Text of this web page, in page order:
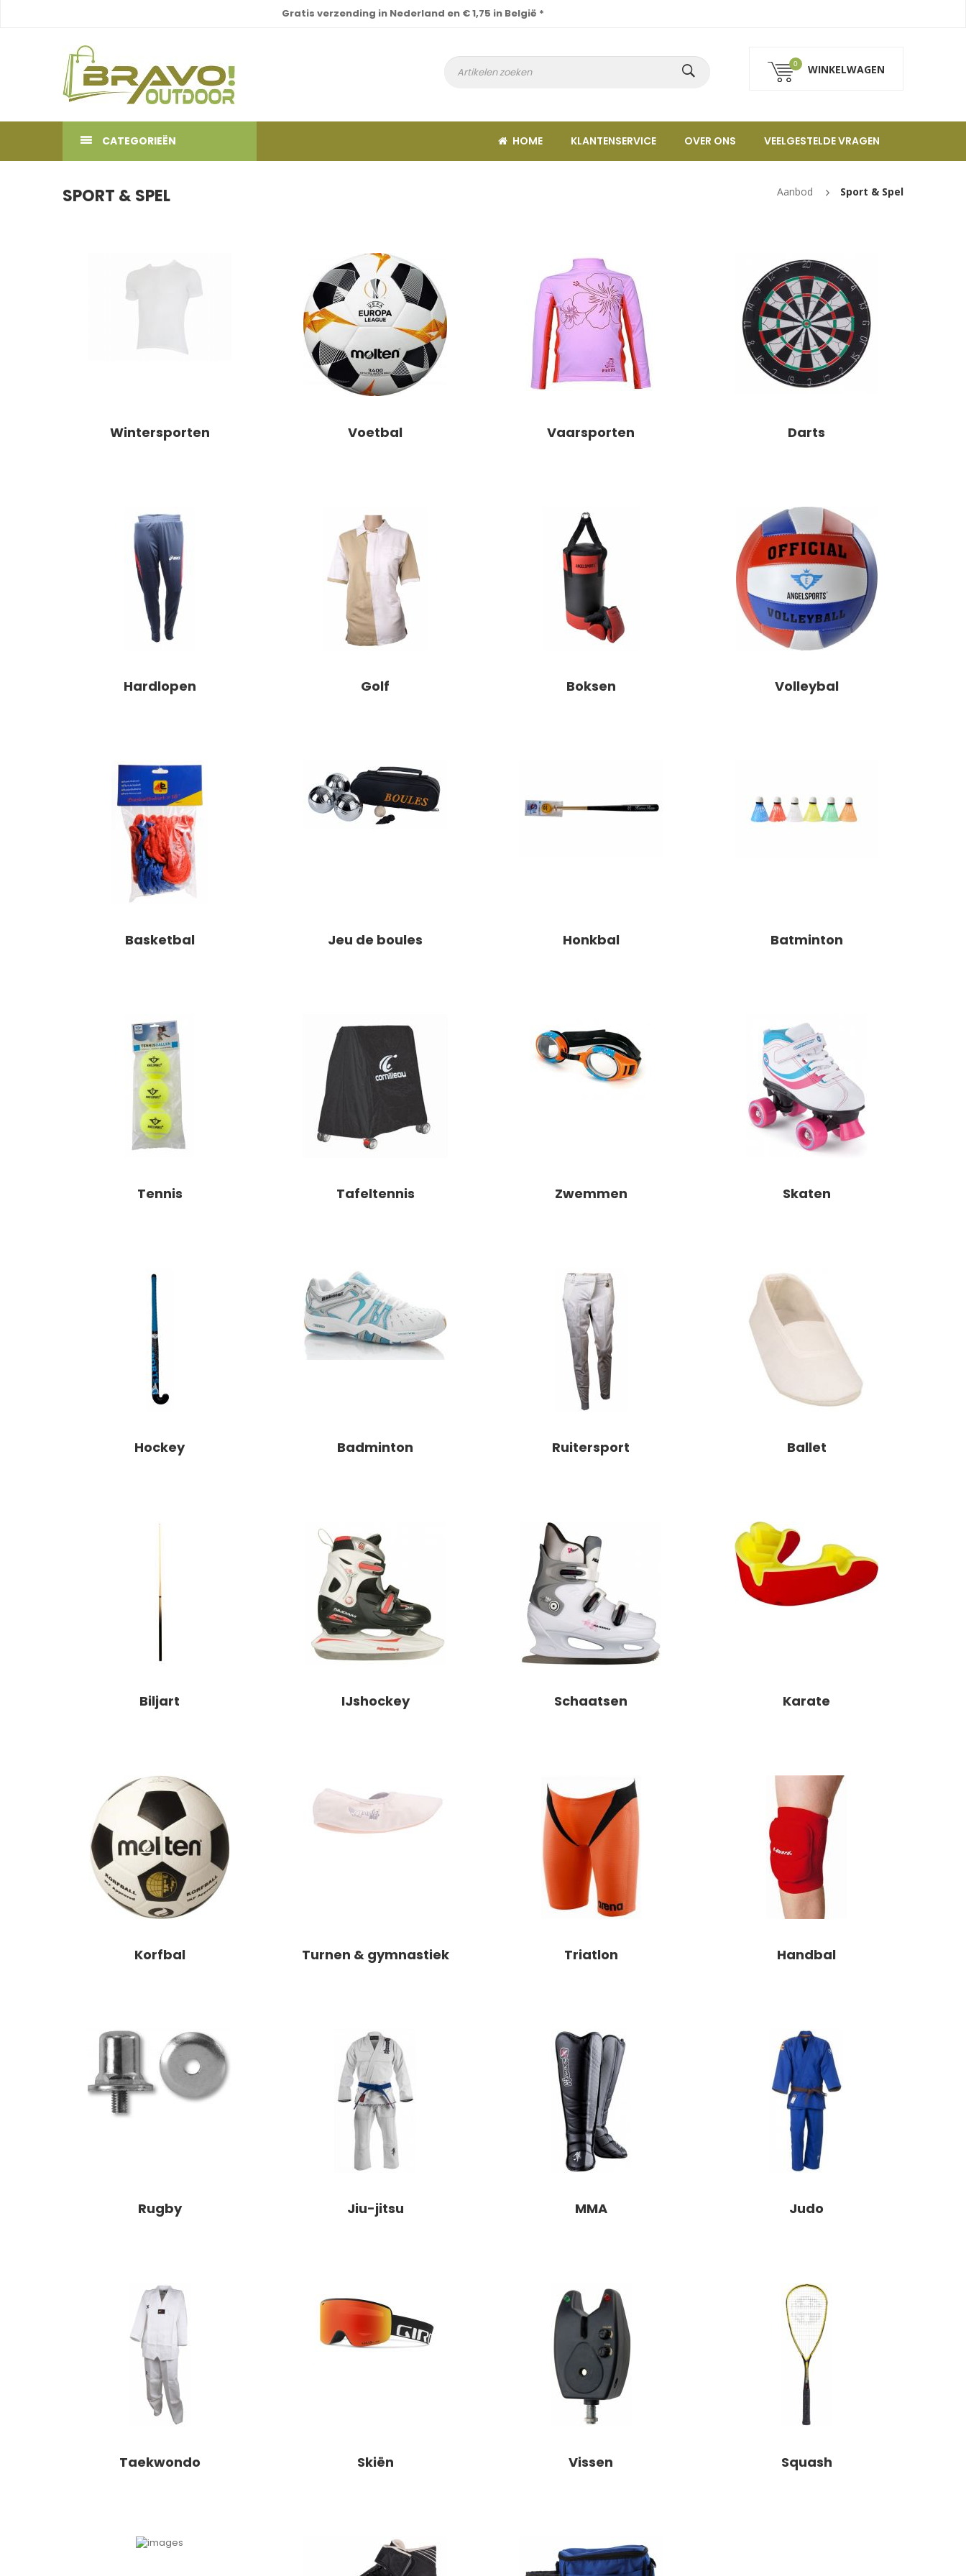
Gratis verzending in Nederland en € 1,75 in België *
0 WINKELWAGEN
CATEGORIEËN HOME KLANTENSERVICE OVER ONS VEELGESTELDE VRAGEN
SPORT & SPEL Aanbod Sport & Spel
Wintersporten Voetbal Vaarsporten Darts
Hardlopen Golf Boksen Volleybal
Basketbal Jeu de boules Honkbal Batminton
Tennis Tafeltennis Zwemmen Skaten
Hockey Badminton Ruitersport Ballet
Biljart IJshockey Schaatsen Karate
Korfbal Turnen & gymnastiek Triatlon Handbal
Rugby Jiu-jitsu MMA Judo
Taekwondo Skiën Vissen Squash